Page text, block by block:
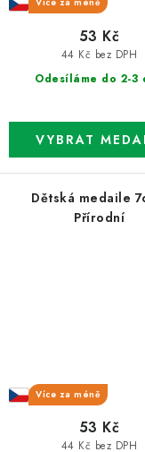
Odesíláme do 2-3
44 Kč bez DPH
53 Kč
Dětská medaile
Přírodní
Více za méně
44 Kč bez DPH
53 Kč